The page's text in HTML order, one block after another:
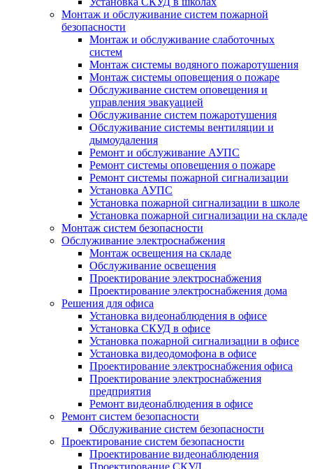
Монтаж и обслуживание систем пожарной
безопасности
Монтаж и обслуживание слаботочных
систем
Монтаж системы водяного пожаротушения
Монтаж системы оповещения о пожаре
Обслуживание систем оповещения и
управления эвакуацией
Обслуживание систем пожаротушения
Обслуживание системы вентиляции и
дымоудаления
Ремонт и обслуживание АУПС
Ремонт системы оповещения о пожаре
Ремонт системы пожарной сигнализации
Установка АУПС
Установка пожарной сигнализации в школе
Установка пожарной сигнализации на складе
Монтаж систем безопасности
Обслуживание электроснабжения
Монтаж освещения на складе
Обслуживание освещения
Проектирование электроснабжения
Проектирование электроснабжения дома
Решения для офиса
Установка видеонаблюдения в офисе
Установка СКУД в офисе
Установка пожарной сигнализации в офисе
Установка видеодомофона в офисе
Проектирование электроснабжения офиса
Проектирование электроснабжения
предприятия
Ремонт видеонаблюдения в офисе
Ремонт систем безопасности
Обслуживание систем безопасности
Проектирование систем безопасности
Проектирование видеонаблюдения
Проектирование СКУД